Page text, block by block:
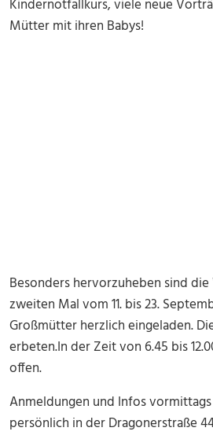
Kindernotfallkurs, viele neue
Mütter mit ihren Babys!
Besonders hervorzuheben sind
zweiten Mal vom 11. bis 23.
Großmütter herzlich eingeladen.
erbeten.In der Zeit von 6.45 bis
offen.
Anmeldungen und Infos
persönlich in der Dragonerstraße